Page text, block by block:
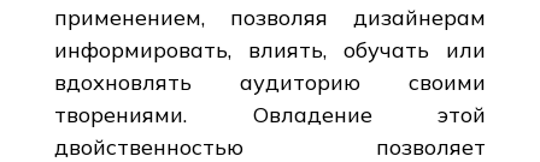
применением, позволяя дизайнерам
информировать, влиять, обучать или
вдохновлять аудиторию своими
творениями. Овладение этой
двойственностью позволяет